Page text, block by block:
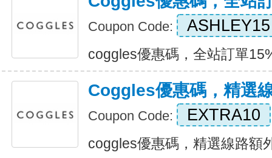
Coupon Code: ASHLEY15
coggles優惠碼，全站訂單
Coggles優惠碼，精選
Coupon Code: EXTRA10
coggles優惠碼，精選線路額